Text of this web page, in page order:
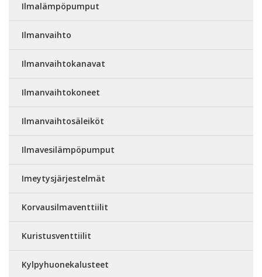
Ilmalämpöpumput
Ilmanvaihto
Ilmanvaihtokanavat
Ilmanvaihtokoneet
Ilmanvaihtosäleiköt
Ilmavesilämpöpumput
Imeytysjärjestelmät
Korvausilmaventtiilit
Kuristusventtiilit
Kylpyhuonekalusteet